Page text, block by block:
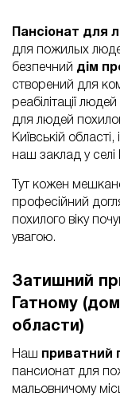
Пансіонат для
для пожилых
безпечний дім
створений для
реабілітації
для людей
Київській
наш заклад у селі
Тут кожен
професійний
похилого віку
увагою.
Затишний
Гатному
области)
Наш приватний
пансионат для
мальовничому